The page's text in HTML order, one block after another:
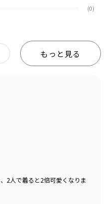
(0)
もっと見る
2人で着ると2倍可愛くなりま